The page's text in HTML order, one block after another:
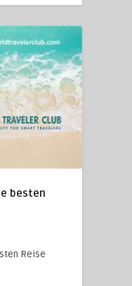
besten
Reise